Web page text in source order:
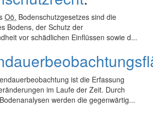
Oö. Bodenschutzgesetzes sind die
Bodens, der Schutz der
vor schädlichen Einflüssen sowie d...
ist die Erfassung
im Laufe der Zeit. Durch
werden die gegenwärtig...